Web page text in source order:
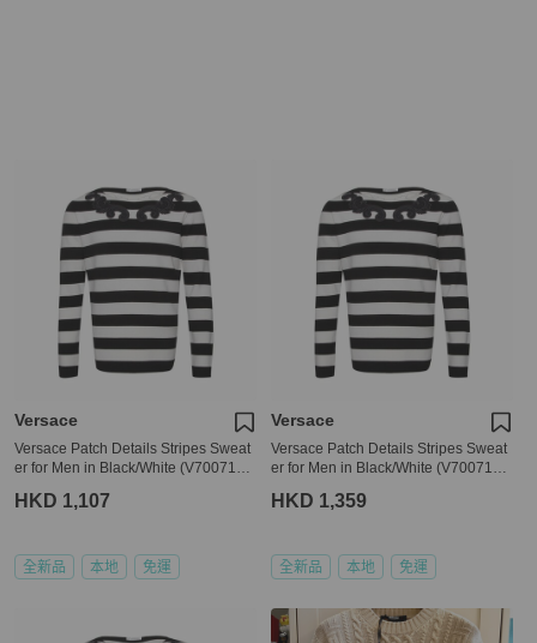
Versace
Versace Patch Details Stripes Sweat
er for Men in Black/White (V700715-
HKD 1,107
全新品 本地 免運
Versace
Versace Patch Details Stripes Sweat
er for Men in Black/White (V700715-
HKD 1,359
全新品 本地 免運